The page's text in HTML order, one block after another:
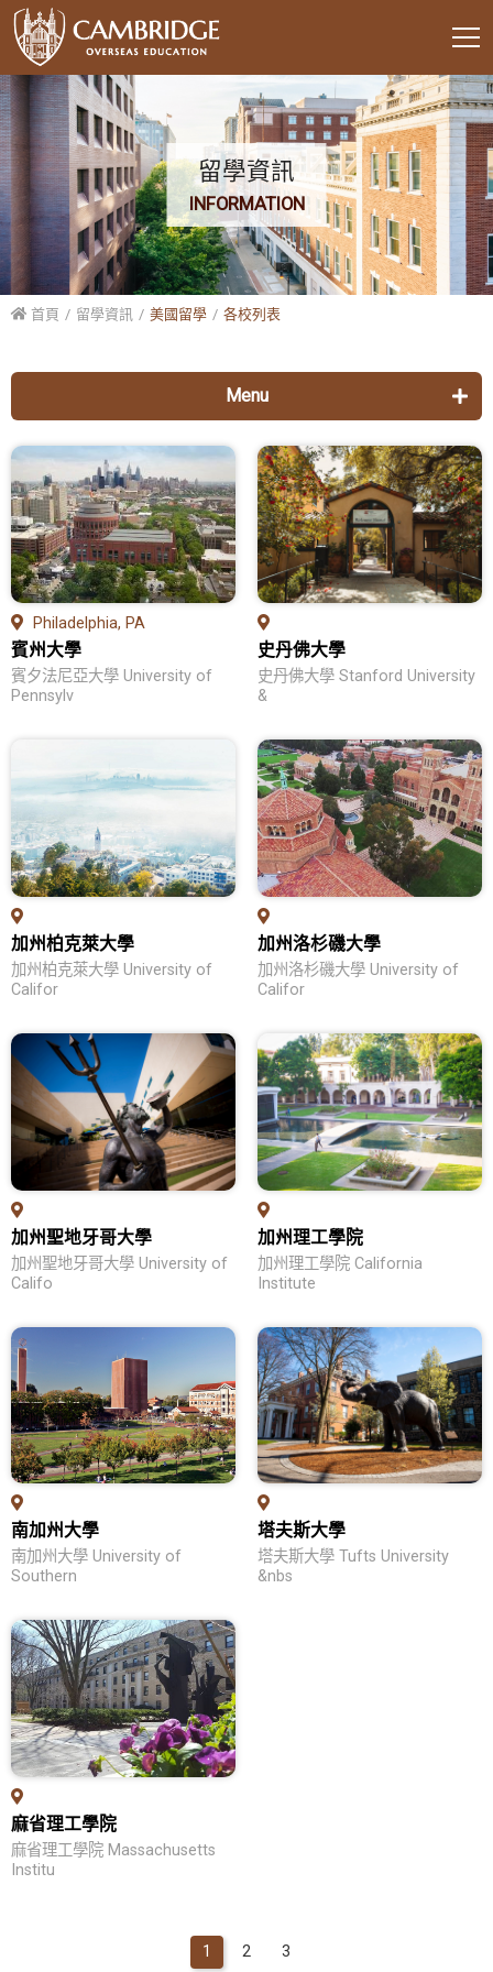
留學資訊
INFORMATION
首頁 留學資訊 美國留學 各校列表
Menu
美國留學
各校列表
教育優勢
學位申請
留學生活
問答集
各校列表
教育優勢
學位申請
留學生活
問答集
紐澳留學
各校列表
教育優勢
學位申請
留學生活
問答集
加拿大留學
各校列表
教育優勢
學位申請
留學生活
問答集
新加坡留學
名校列表
教育優勢
學位申請
留學生活
問答集
Philadelphia, PA
賓州大學
賓夕法尼亞大學 University of
Pennsylv
史丹佛大學
史丹佛大學 Stanford University
&
加州柏克萊大學
加州柏克萊大學 University of
Califor
加州洛杉磯大學
加州洛杉磯大學 University of
Califor
加州聖地牙哥大學
加州聖地牙哥大學 University of
Califo
加州理工學院
加州理工學院 California
Institute
南加州大學
南加州大學 University of
Southern
塔夫斯大學
塔夫斯大學 Tufts University
&nbs
麻省理工學院
麻省理工學院 Massachusetts
Institu
1 2 3